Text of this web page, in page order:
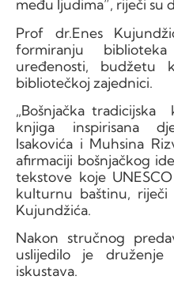
među ljudima”, riječi su
Prof dr.Enes
formiranju
uređenosti, budžetu
bibliotečkoj zajednici.
„Bošnjačka
knjiga inspirisana
Isakovića i Muhsina
afirmaciji bošnjačkog
tekstove koje
kulturnu baštinu, riječi
Kujundžića.
Nakon stručnog
uslijedilo je druženje
iskustava.